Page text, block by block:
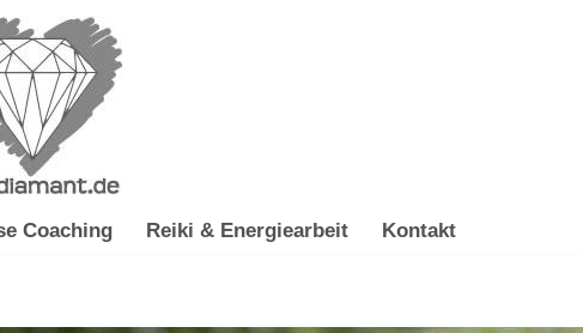
Coaching Reiki & Energiearbeit Kontakt